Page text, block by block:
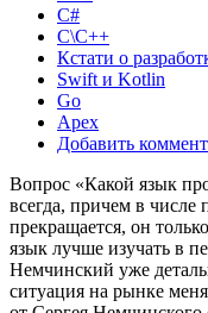
C#
C\C++
Кстати о
Swift и Kotlin
Go
Apex
Добавить
Вопрос «Какой язык
всегда, причем в
прекращается, он
язык лучше изучать в
Немчинский уже
ситуация на рынке